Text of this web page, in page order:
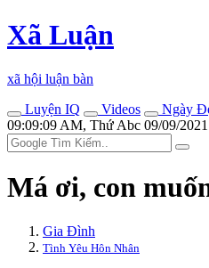
Xã Luận
xã hội luận bàn
Luyện IQ
Videos
Ngày
09:09:09 AM, Thứ Abc 09/09/2021
Má ơi, con
Gia Đình
Tình Yêu Hôn Nhân